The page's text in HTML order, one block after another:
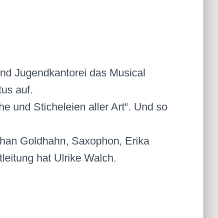
Jugendkantorei das Musical
auf.
und Sticheleien aller Art“. Und so
Goldhahn, Saxophon, Erika
hat Ulrike Walch.